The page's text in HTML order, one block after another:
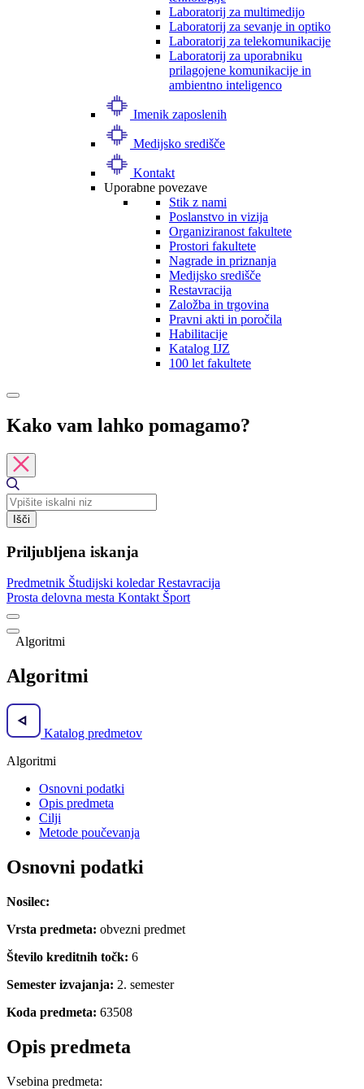
Laboratorij za multimedijo
Laboratorij za sevanje in optiko
Laboratorij za telekomunikacije
Laboratorij za uporabniku
prilagojene komunikacije in
ambientno inteligenco
Imenik zaposlenih
Medijsko središče
Kontakt
Uporabne povezave
Stik z nami
Poslanstvo in vizija
Organiziranost fakultete
Prostori fakultete
Nagrade in priznanja
Medijsko središče
Restavracija
Založba in trgovina
Pravni akti in poročila
Habilitacije
Katalog IJZ
100 let fakultete
Kako vam lahko pomagamo?
Išči
Priljubljena iskanja
Predmetnik Študijski koledarRestavracija
Prosta delovna mesta Kontakt Šport
Algoritmi
Algoritmi
Katalog predmetov
Algoritmi
Osnovni podatki
Opis predmeta
Cilji
Metode poučevanja
Osnovni podatki
Nosilec:
Vrsta predmeta: obvezni predmet
Število kreditnih točk: 6
Semester izvajanja: 2. semester
Koda predmeta: 63508
Opis predmeta
Vsebina predmeta: